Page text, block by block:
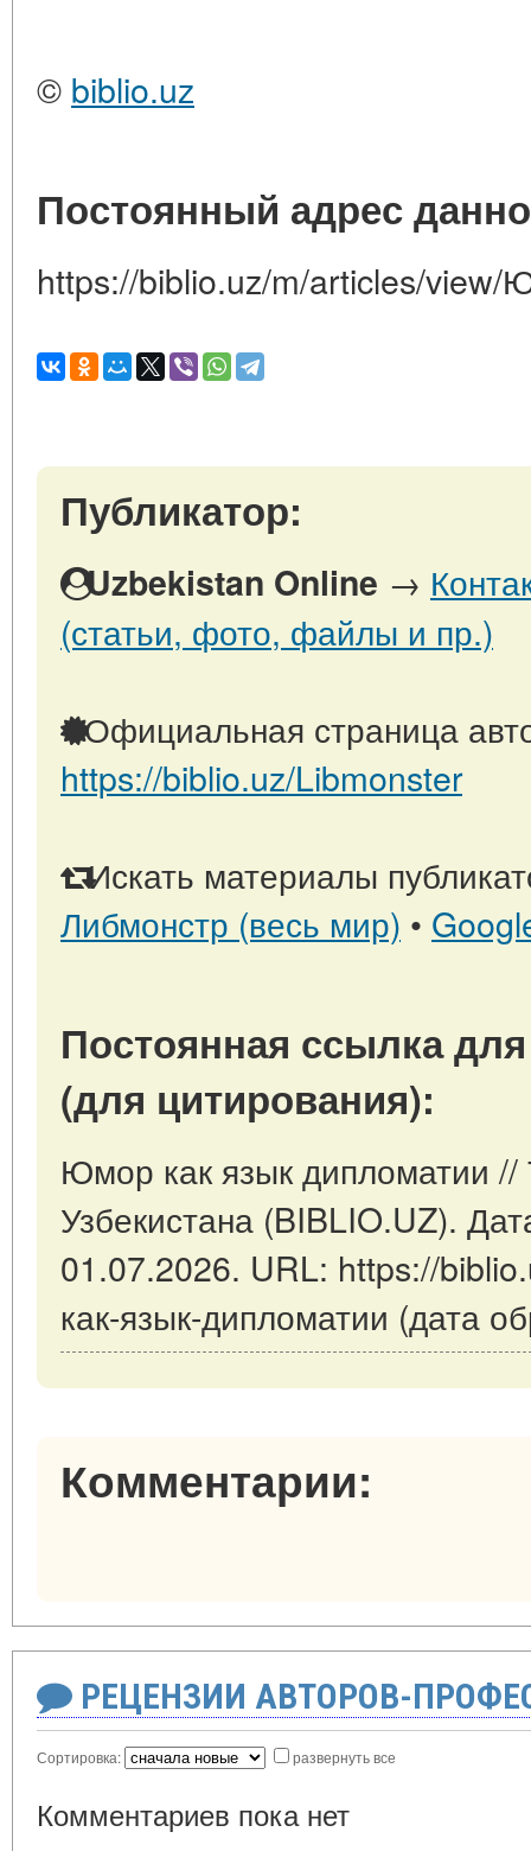
© biblio.uz
Постоянный адрес
https://biblio.uz/m/articles/view/
Публикатор:
Uzbekistan Online →
(статьи, фото, файлы и пр.)
Официальная страница
https://biblio.uz/Libmonster
Искать материалы
Либмонстр (весь мир) •
Постоянная ссылка
(для цитирования):
Юмор как язык дипломатии //
Узбекистана (BIBLIO.UZ).
01.07.2026. URL: https://
как-язык-дипломатии (дата
Комментарии:
РЕЦЕНЗИИ АВТОРОВ-
Сортировка: развернуть все
Комментариев пока нет